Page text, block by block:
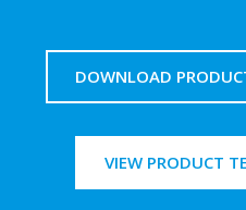
DOWNLOAD
VIEW PRODUCT